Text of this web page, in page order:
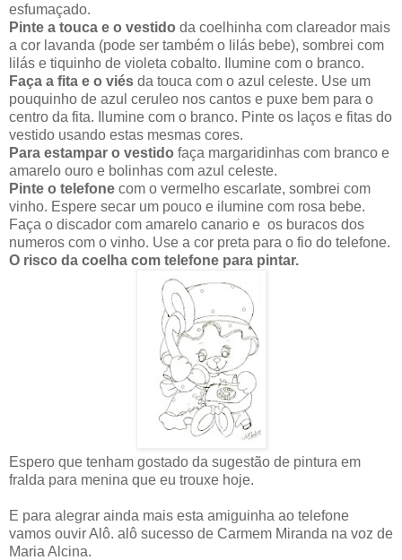
esfumaçado.
Pinte a touca e o vestido da coelhinha com clareador mais
a cor lavanda (pode ser também o lilás bebe), sombrei com
lilás e tiquinho de violeta cobalto. Ilumine com o branco.
Faça a fita e o viés da touca com o azul celeste. Use um
pouquinho de azul ceruleo nos cantos e puxe bem para o
centro da fita. Ilumine com o branco. Pinte os laços e fitas do
vestido usando estas mesmas cores.
Para estampar o vestido faça margaridinhas com branco e
amarelo ouro e bolinhas com azul celeste.
Pinte o telefone com o vermelho escarlate, sombrei com
vinho. Espere secar um pouco e ilumine com rosa bebe.
Faça o discador com amarelo canario e os buracos dos
numeros com o vinho. Use a cor preta para o fio do telefone.
O risco da coelha com telefone para pintar.
Espero que tenham gostado da sugestão de pintura em
fralda para menina que eu trouxe hoje.
E para alegrar ainda mais esta amiguinha ao telefone
vamos ouvir Alô. alô sucesso de Carmem Miranda na voz de
Maria Alcina.